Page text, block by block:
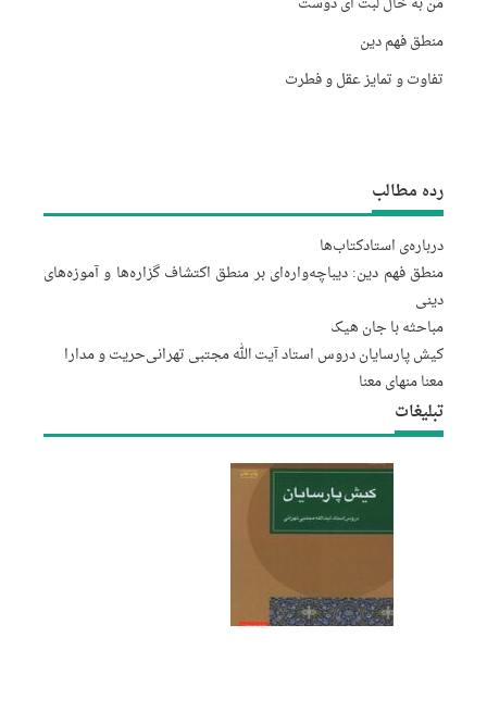
منطق فهم دین
تفاوت و تمایز عقل و فطرت
رده مطالب
درباره‌‌ی استادکتاب‌ها
منطق فهم دین: دیباچه‌واره‌ای بر منطق اکتشاف گزاره‌ها و آموزه‌های
دینی
مباحثه با جان هیک
کیش پارسایان دروس استاد آیت الله مجتبى تهرانىحریت و مدارا
معنا منهای معنا
تبلیغات